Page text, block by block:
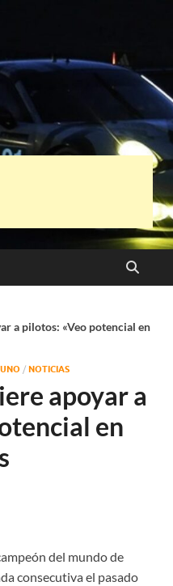
punto
a pilotos: «Veo potencial en
/ NOTICIAS
apoyar a
en
del mundo de
consecutiva el pasado